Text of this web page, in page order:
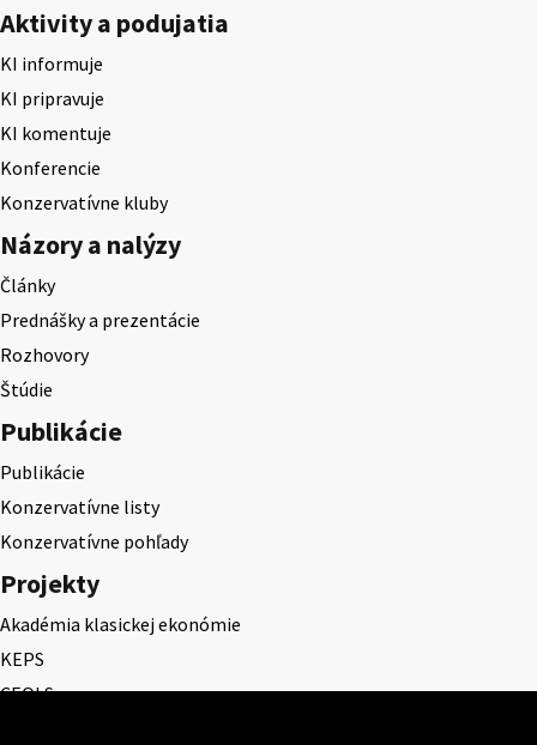
Aktivity a podujatia
KI informuje
KI pripravuje
KI komentuje
Konferencie
Konzervatívne kluby
Názory a nalýzy
Články
Prednášky a prezentácie
Rozhovory
Štúdie
Publikácie
Publikácie
Konzervatívne listy
Konzervatívne pohľady
Projekty
Akadémia klasickej ekonómie
KEPS
CEQLS